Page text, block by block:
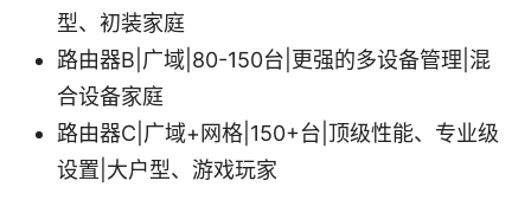
型、初装家庭
路由器B|广域|80-150台|更强的多设备管理|混
合设备家庭
路由器C|广域+网格|150+台|顶级性能、专业级
设置|大户型、游戏玩家